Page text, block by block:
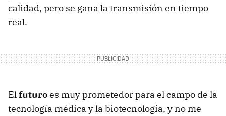
calidad, pero se gana la transmisión en tiempo
real.
El futuroes muy prometedor para el campo de la
tecnología médica y la biotecnología, y no me